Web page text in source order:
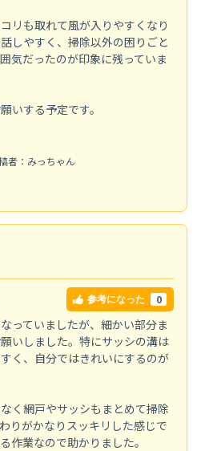
リも取れて風が入りやすくなり
しやすく、掃除以外の困りごと
気だったのが印象に残っていま
いする予定です。
者：みっちゃん
参考になった 0
っていましたが、細かい部分ま
いしました。特にサッシの溝は
く、自分ではきれいにするのが
く網戸やサッシもまとめて掃除
りがかなりスッキリした感じで
作業なので助かりました。